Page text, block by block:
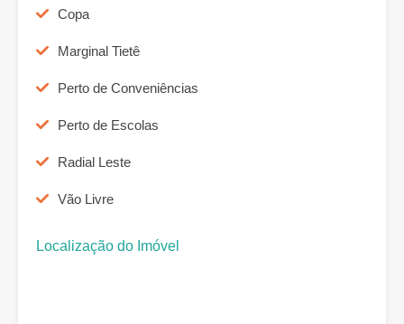
Copa
Marginal Tietê
Perto de Conveniências
Perto de Escolas
Radial Leste
Vão Livre
Localização do Imóvel